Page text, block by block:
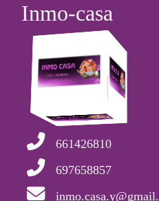
Inmo-casa
661426810
697658857